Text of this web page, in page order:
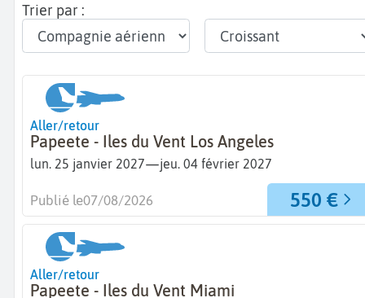
Trier par :
Aller/retour
Papeete - Iles du Vent Los Angeles
lun. 25 janvier 2027—jeu. 04 février 2027
550 €
Publié le07/08/2026
Aller/retour
Papeete - Iles du Vent Miami